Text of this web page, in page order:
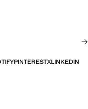
PINTERESTXLINKEDIN